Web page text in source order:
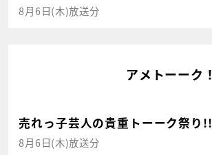
8月6日(木)放送分
アメトーーク！
売れっ子芸人の貴重トーーク祭り!!
8月6日(木)放送分